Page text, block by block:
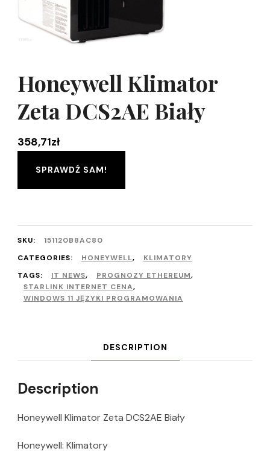
Honeywell Klimator
Zeta DCS2AE Biały
358,71zł
SPRAWDŹ SAM!
SKU:
151120B8AC80
CATEGORIES:
HONEYWELL,
KLIMATORY
TAGS:
IT NEWS, PROGNOZY ETHEREUM,
STARLINK INTERNET CENA,
WINDOWS 11 JĘZYKI PROGRAMOWANIA
DESCRIPTION
Description
Honeywell Klimator Zeta DCS2AE Biały
Honeywell: Klimatory